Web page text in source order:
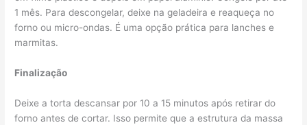
1 mês. Para descongelar, deixe na geladeira e reaqueça no
forno ou micro-ondas. É uma opção prática para lanches e
marmitas.
Finalização
Deixe a torta descansar por 10 a 15 minutos após retirar do
forno antes de cortar. Isso permite que a estrutura da massa